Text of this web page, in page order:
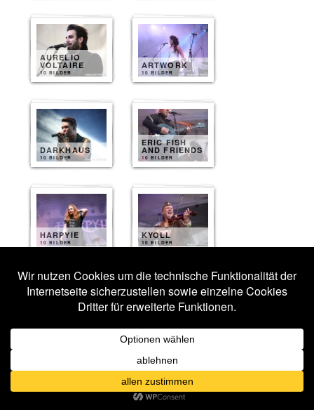
AURELIO
VOLTAIRE
10 BILDER
ARTWORK
10 BILDER
DARKHAUS
10 BILDER
ERIC FISH
AND FRIENDS
10 BILDER
HARPYIE
10 BILDER
KYOLL
10 BILDER
10 BILDER 9 BILDER